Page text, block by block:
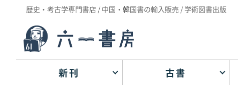
歴史・考古学専門書店 / 中国・韓国書の輸入販売 / 学術図書出版
新刊 古書